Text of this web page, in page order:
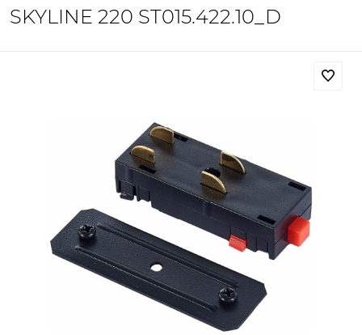
SKYLINE 220 ST015.422.10_D